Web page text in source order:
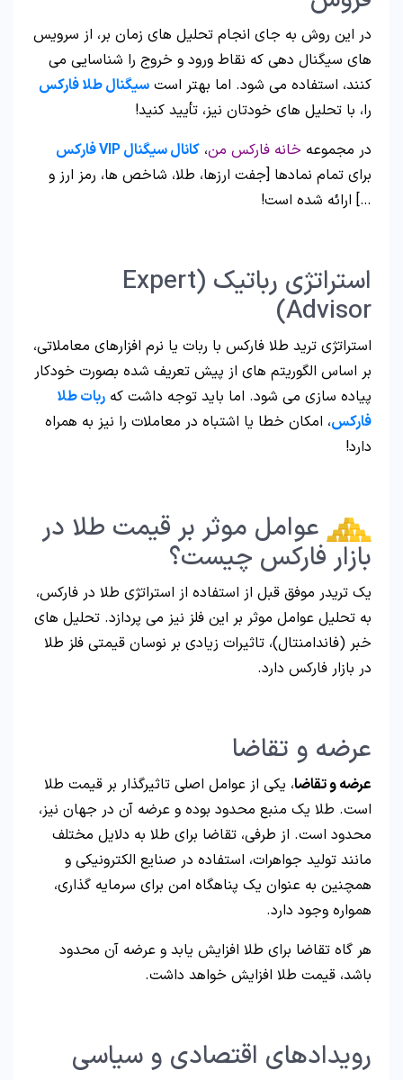
در این روش به جای انجام تحلیل های زمان بر، از سرویس
های سیگنال دهی که نقاط ورود و خروج را شناسایی می
کنند، استفاده می شود. اما بهتر است سیگنال طلا فارکس
را، با تحلیل های خودتان نیز، تأیید کنید!
در مجموعه خانه فارکس من، کانال سیگنال VIP فارکس
برای تمام نمادها [جفت ارزها، طلا، شاخص ها، رمز ارز و
…] ارائه شده است!
استراتژی رباتیک (Expert
Advisor)
استراتژی ترید طلا فارکس با ربات یا نرم افزارهای معاملاتی،
بر اساس الگوریتم های از پیش تعریف شده بصورت خودکار
پیاده سازی می شود. اما باید توجه داشت که ربات طلا
فارکس، امکان خطا یا اشتباه در معاملات را نیز به همراه
دارد!
عوامل موثر بر قیمت طلا در
بازار فارکس چیست؟
یک تریدر موفق قبل از استفاده از استراتژی طلا در فارکس،
به تحلیل عوامل موثر بر این فلز نیز می پردازد. تحلیل های
خبر (فاندامنتال)، تاثیرات زیادی بر نوسان قیمتی فلز طلا
در بازار فارکس دارد.
عرضه و تقاضا
عرضه و تقاضا، یکی از عوامل اصلی تاثیرگذار بر قیمت طلا
است. طلا یک منبع محدود بوده و عرضه آن در جهان نیز،
محدود است. از طرفی، تقاضا برای طلا به دلایل مختلف
مانند تولید جواهرات، استفاده در صنایع الکترونیکی و
همچنین به عنوان یک پناهگاه امن برای سرمایه گذاری،
همواره وجود دارد.
هر گاه تقاضا برای طلا افزایش یابد و عرضه آن محدود
باشد، قیمت طلا افزایش خواهد داشت.
رویدادهای اقتصادی و سیاسی